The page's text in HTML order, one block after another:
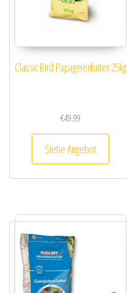
Classic Bird Papageienfutter 25kg
€49.99
Siehe Angebot